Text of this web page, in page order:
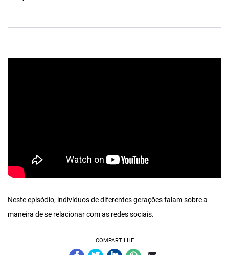
Neste episódio, indivíduos de diferentes gerações falam sobre a
maneira de se relacionar com as redes sociais.
COMPARTILHE